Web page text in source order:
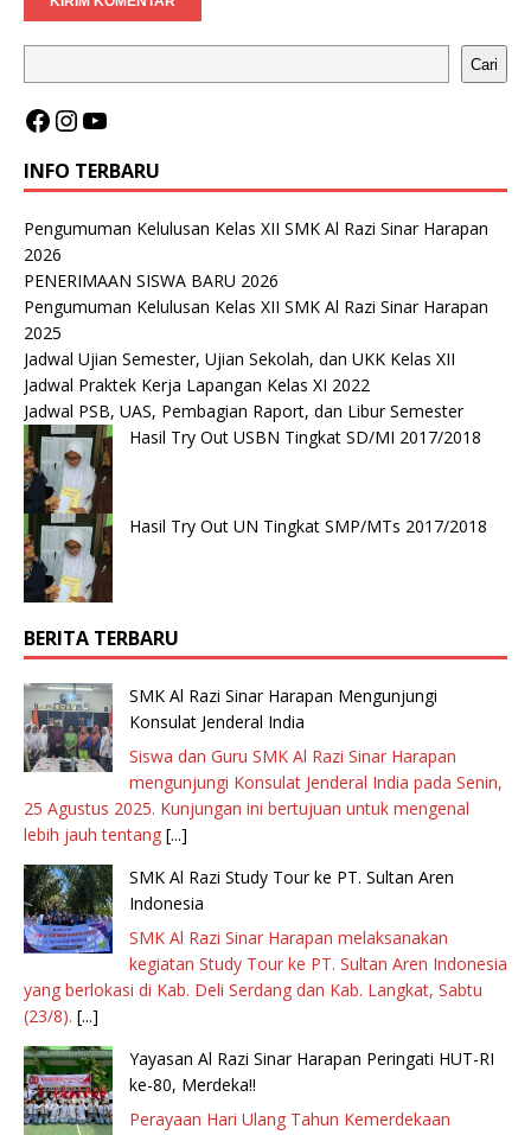
Cari
INFO TERBARU
Pengumuman Kelulusan Kelas XII SMK Al Razi Sinar Harapan
2026
PENERIMAAN SISWA BARU 2026
Pengumuman Kelulusan Kelas XII SMK Al Razi Sinar Harapan
2025
Jadwal Ujian Semester, Ujian Sekolah, dan UKK Kelas XII
Jadwal Praktek Kerja Lapangan Kelas XI 2022
Jadwal PSB, UAS, Pembagian Raport, dan Libur Semester
Hasil Try Out USBN Tingkat SD/MI 2017/2018
Hasil Try Out UN Tingkat SMP/MTs 2017/2018
BERITA TERBARU
SMK Al Razi Sinar Harapan Mengunjungi
Konsulat Jenderal India
Siswa dan Guru SMK Al Razi Sinar Harapan
mengunjungi Konsulat Jenderal India pada Senin,
25 Agustus 2025. Kunjungan ini bertujuan untuk mengenal
lebih jauh tentang [...]
SMK Al Razi Study Tour ke PT. Sultan Aren
Indonesia
SMK Al Razi Sinar Harapan melaksanakan
kegiatan Study Tour ke PT. Sultan Aren Indonesia
yang berlokasi di Kab. Deli Serdang dan Kab. Langkat, Sabtu
(23/8). [...]
Yayasan Al Razi Sinar Harapan Peringati HUT-RI
ke-80, Merdeka!!
Perayaan Hari Ulang Tahun Kemerdekaan